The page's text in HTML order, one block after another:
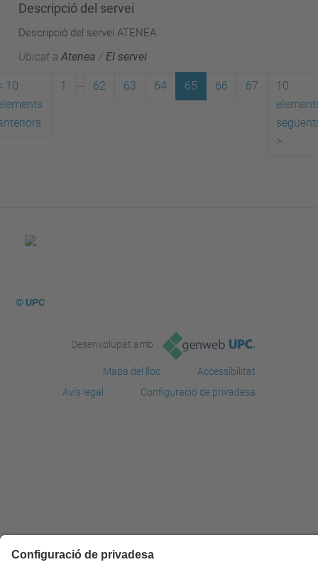
Descripció del servei
Descripció del servei ATENEA
Ubicat a Atenea /El servei
10
1 62 63 64 65 66 67
10
>
© UPC
Desenvolupat amb
Mapa del lloc
Accessibilitat
Avís legal
Configuració de privadesa